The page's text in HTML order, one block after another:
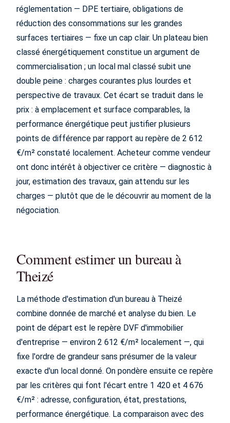
réglementation — DPE tertiaire, obligations de
réduction des consommations sur les grandes
surfaces tertiaires — fixe un cap clair. Un plateau bien
classé énergétiquement constitue un argument de
commercialisation ; un local mal classé subit une
double peine : charges courantes plus lourdes et
perspective de travaux. Cet écart se traduit dans le
prix : à emplacement et surface comparables, la
performance énergétique peut justifier plusieurs
points de différence par rapport au repère de 2 612
€/m² constaté localement. Acheteur comme vendeur
ont donc intérêt à objectiver ce critère — diagnostic à
jour, estimation des travaux, gain attendu sur les
charges — plutôt que de le découvrir au moment de la
négociation.
Comment estimer un bureau à
Theizé
La méthode d'estimation d'un bureau à Theizé
combine donnée de marché et analyse du bien. Le
point de départ est le repère DVF d'immobilier
d'entreprise — environ 2 612 €/m² localement —, qui
fixe l'ordre de grandeur sans présumer de la valeur
exacte d'un local donné. On pondère ensuite ce repère
par les critères qui font l'écart entre 1 420 et 4 676
€/m² : adresse, configuration, état, prestations,
performance énergétique. La comparaison avec des